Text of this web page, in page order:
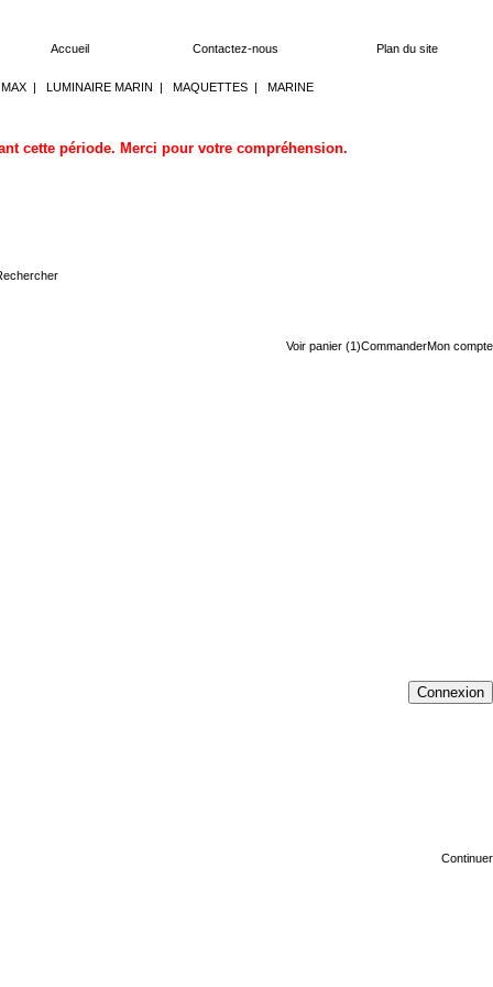
Accueil Contactez-nous Plan du site
| LUMINAIRE MARIN | MAQUETTES | MARINE
cette période. Merci pour votre compréhension.
Voir panier (1)CommanderMon compte
Connexion
Continuer